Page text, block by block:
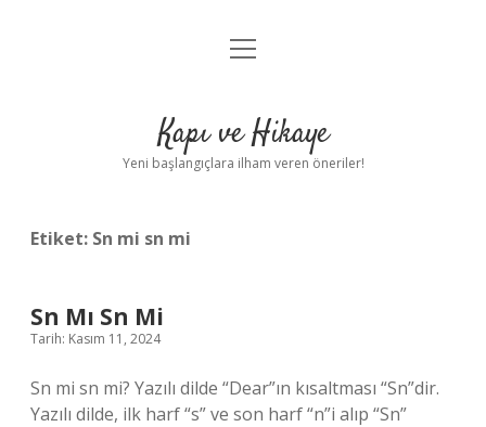
Anasayfa
Yasal Uyarı
menüyü
Kapı ve Hikaye
Yeni başlangıçlara ilham veren öneriler!
Etiket: Sn mi sn mi
Sn Mı Sn Mi
Tarih: Kasım 11, 2024
Sn mi sn mi? Yazılı dilde “Dear”ın kısaltması “Sn”dir.
Yazılı dilde, ilk harf “s” ve son harf “n”i alıp “Sn”